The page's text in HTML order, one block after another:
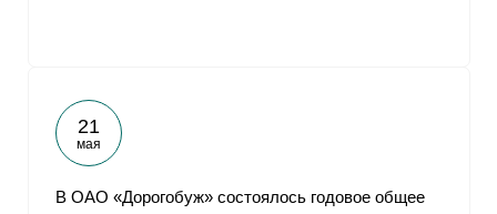
21
мая
В ОАО «Дорогобуж» состоялось годовое общее